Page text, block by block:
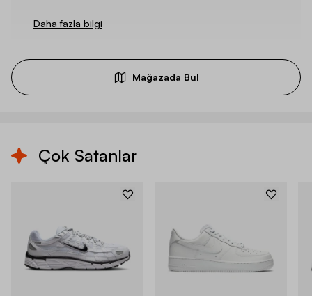
Daha fazla bilgi
Mağazada Bul
Çok Satanlar